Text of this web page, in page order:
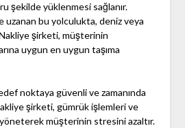
şekilde yüklenmesi sağlanır.
uzanan bu yolculukta, deniz veya
şirketi, müşterinin
uygun en uygun taşıma
noktaya güvenli ve zamanında
şirketi, gümrük işlemleri ve
yöneterek müşterinin stresini azaltır.